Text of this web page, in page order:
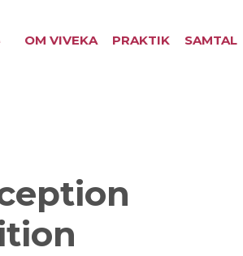
OM VIVEKA PRAKTIK SAMTAL